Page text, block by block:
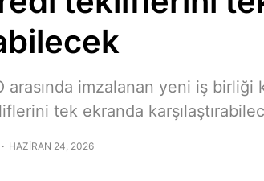
arasında imzalanan yeni iş birliği
tek ekranda
HAZIRAN 24, 2026